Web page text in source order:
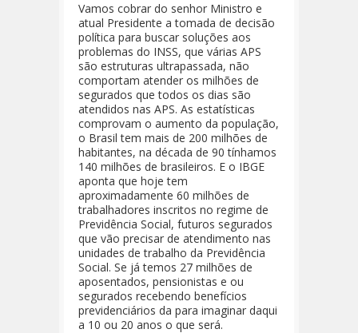
Vamos cobrar do senhor Ministro e
atual Presidente a tomada de decisão
política para buscar soluções aos
problemas do INSS, que várias APS
são estruturas ultrapassada, não
comportam atender os milhões de
segurados que todos os dias são
atendidos nas APS. As estatísticas
comprovam o aumento da população,
o Brasil tem mais de 200 milhões de
habitantes, na década de 90 tínhamos
140 milhões de brasileiros. E o IBGE
aponta que hoje tem
aproximadamente 60 milhões de
trabalhadores inscritos no regime de
Previdência Social, futuros segurados
que vão precisar de atendimento nas
unidades de trabalho da Previdência
Social. Se já temos 27 milhões de
aposentados, pensionistas e ou
segurados recebendo benefícios
previdenciários da para imaginar daqui
a 10 ou 20 anos o que será.